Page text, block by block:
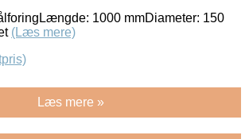
1000 mmDiameter: 150
(Læs mere)
Læs mere »